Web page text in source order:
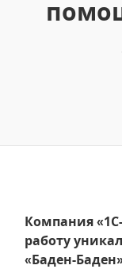
Компания
работу
«Баден-